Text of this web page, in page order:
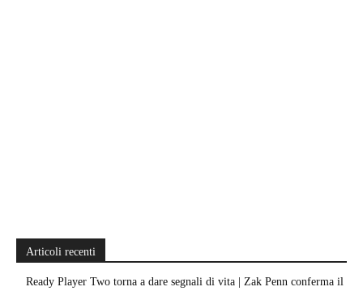
Articoli recenti
Ready Player Two torna a dare segnali di vita | Zak Penn conferma il